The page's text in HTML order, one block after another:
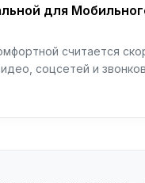
для
считается
соцсетей и